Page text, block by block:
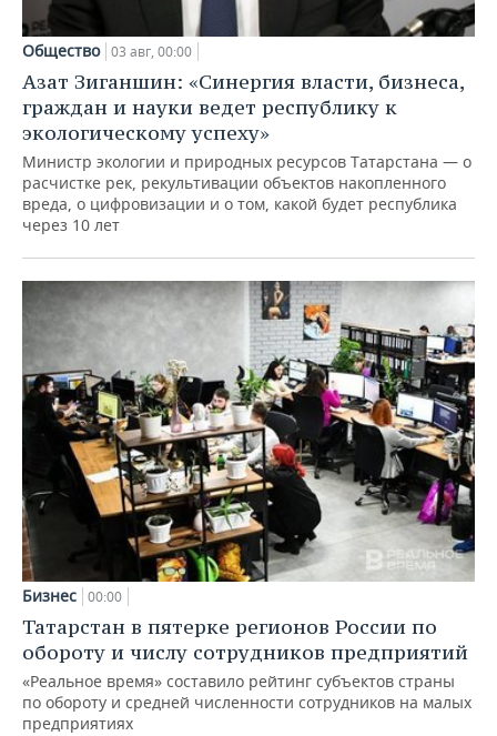
Общество 03 авг, 00:00
Азат Зиганшин: «Синергия власти, бизнеса,
граждан и науки ведет республику к
экологическому успеху»
Министр экологии и природных ресурсов Татарстана — о
расчистке рек, рекультивации объектов накопленного
вреда, о цифровизации и о том, какой будет республика
через 10 лет
Бизнес 00:00
Татарстан в пятерке регионов России по
обороту и числу сотрудников предприятий
«Реальное время» составило рейтинг субъектов страны
по обороту и средней численности сотрудников на малых
предприятиях